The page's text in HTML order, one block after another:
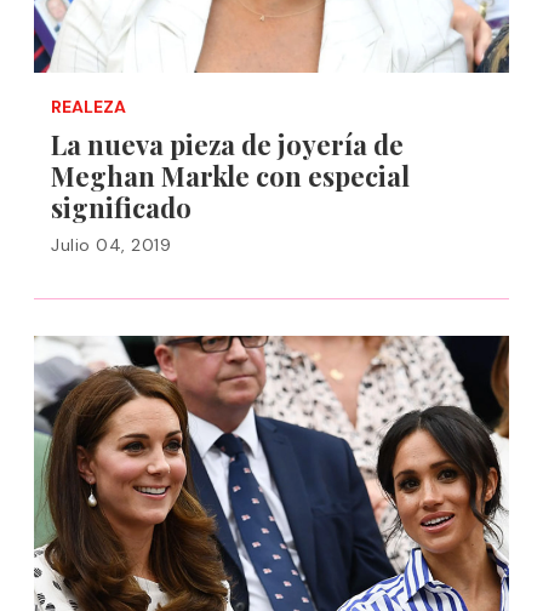
REALEZA
La nueva pieza de joyería de
Meghan Markle con especial
significado
Julio 04, 2019